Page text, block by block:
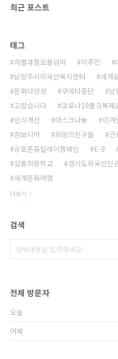
최근 포스트
태그
차별과혐오를넘어 이주민
남양주시외국인복지센터
세계
문화다양성
쿠데타중단 남
고맙습니다
코로나19를극복해
인식개선
마스크나눔 이겨
캄보디아
희망의친구들 근
상호존중릴레이캠페인
E-9
샬롬희망학교
경기도외국인인
세계문화여행
더보기
검색
전체 방문자
오늘
어제